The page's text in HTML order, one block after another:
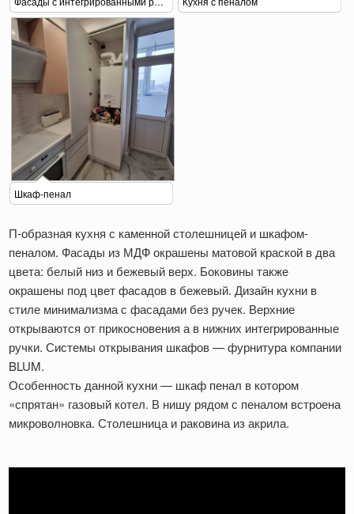
Шкаф-пенал
П-образная кухня с каменной столешницей и шкафом-
пеналом. Фасады из МДФ окрашены матовой краской в два
цвета: белый низ и бежевый верх. Боковины также
окрашены под цвет фасадов в бежевый. Дизайн кухни в
стиле минимализма с фасадами без ручек. Верхние
открываются от прикосновения а в нижних интегрированные
ручки. Системы открывания шкафов — фурнитура компании
BLUM.
Особенность данной кухни — шкаф пенал в котором
«спрятан» газовый котел. В нишу рядом с пеналом встроена
микроволновка. Столешница и раковина из акрила.